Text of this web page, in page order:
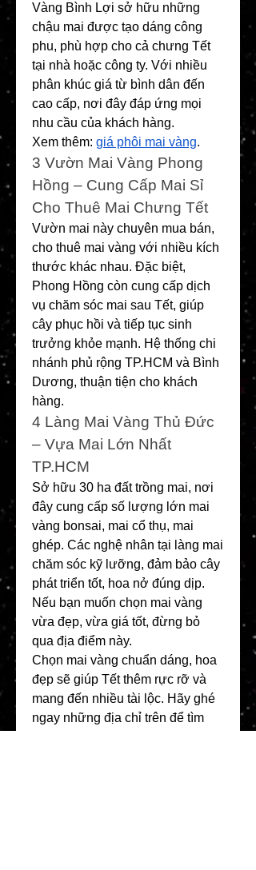
Vàng Bình Lợi sở hữu những
chậu mai được tạo dáng công
phu, phù hợp cho cả chưng Tết
tại nhà hoặc công ty. Với nhiều
phân khúc giá từ bình dân đến
cao cấp, nơi đây đáp ứng mọi
nhu cầu của khách hàng.
Xem thêm: giá phôi mai vàng.
3️ Vườn Mai Vàng Phong
Hồng – Cung Cấp Mai Sỉ
Cho Thuê Mai Chưng Tết
Vườn mai này chuyên mua bán,
cho thuê mai vàng với nhiều kích
thước khác nhau. Đặc biệt,
Phong Hồng còn cung cấp dịch
vụ chăm sóc mai sau Tết, giúp
cây phục hồi và tiếp tục sinh
trưởng khỏe mạnh. Hệ thống chi
nhánh phủ rộng TP.HCM và Bình
Dương, thuận tiện cho khách
hàng.
4️ Làng Mai Vàng Thủ Đức
– Vựa Mai Lớn Nhất
TP.HCM
Sở hữu 30 ha đất trồng mai, nơi
đây cung cấp số lượng lớn mai
vàng bonsai, mai cổ thụ, mai
ghép. Các nghệ nhân tại làng mai
chăm sóc kỹ lưỡng, đảm bảo cây
phát triển tốt, hoa nở đúng dịp.
Nếu bạn muốn chọn mai vàng
vừa đẹp, vừa giá tốt, đừng bỏ
qua địa điểm này.
Chọn mai vàng chuẩn dáng, hoa
đẹp sẽ giúp Tết thêm rực rỡ và
mang đến nhiều tài lộc. Hãy ghé
ngay những địa chỉ trên để tìm